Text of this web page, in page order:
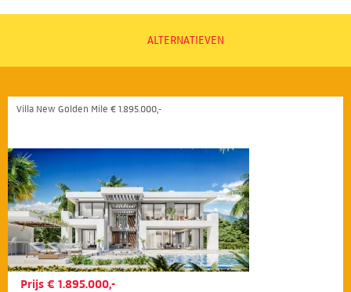
ALTERNATIEVEN
Villa New Golden Mile € 1.895.000,-
Prijs € 1.895.000,-